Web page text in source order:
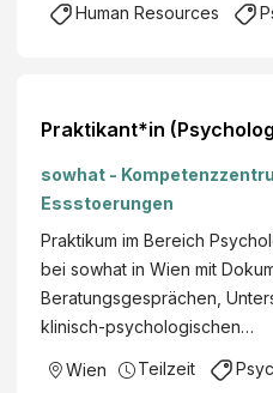
Human Resources
Praktikant*in
sowhat -
Essstoerungen
Praktikum im Bereich
bei sowhat in Wien mit
Beratungsgesprächen,
klinisch-psychologischen…
Wien Teilzeit